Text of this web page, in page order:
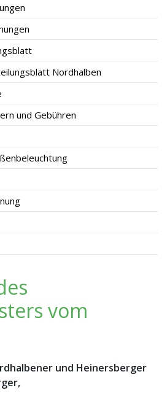
Nordhalben
und Gebühren
vom
und Heinersberger